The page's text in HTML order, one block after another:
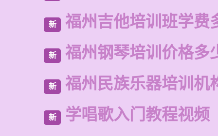
新 福州吉他培训班学费
新 福州钢琴培训价格多
新 福州民族乐器培训机
新 学唱歌入门教程视频